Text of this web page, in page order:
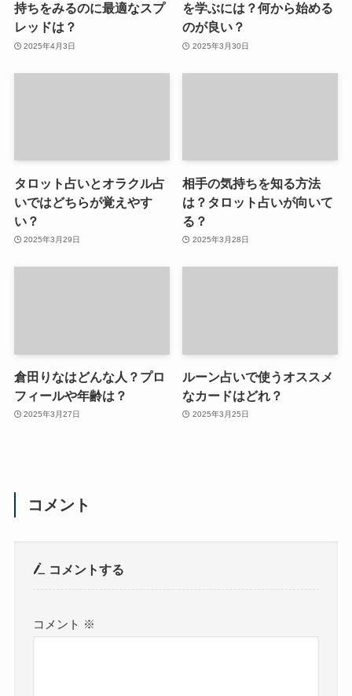
持ちをみるのに最適なスプ
レッドは？
2025年4月3日
を学ぶには？何から始める
のが良い？
2025年3月30日
タロット占いとオラクル占
いではどちらが覚えやす
い？
2025年3月29日
相手の気持ちを知る方法
は？タロット占いが向いて
る？
2025年3月28日
倉田りなはどんな人？プロ
フィールや年齢は？
2025年3月27日
ルーン占いで使うオススメ
なカードはどれ？
2025年3月25日
コメント
コメントする
コメント ※